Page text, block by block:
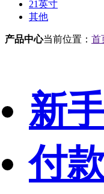
21英寸
其他
产品中心当前位置： 首
新
付